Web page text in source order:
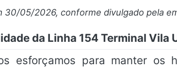
30/05/2026, conforme divulgado pela
da Linha 154 Terminal Vila
esforçamos para manter os